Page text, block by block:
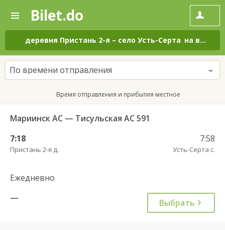
—
Поиск
и
покупка
билетов
на
автобус
онлайн
Bilet.do
деревня Пристань 2-я – село Усть-Серта на все дни
По времени отправления
Время отправления и прибытия местное
Мариинск АС — Тисульская АС 591
7:18
Пристань 2-я д.
7:58
Усть-Серта с.
Ежедневно
—
Выбрать